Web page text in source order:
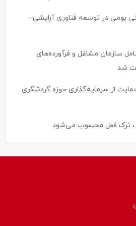
بومی در توسعه فناوری آرایشی–
سازمان مشاغل و فرآورده‌های
شد
از سرمایه‌گذاری حوزه گردشگری
، ترک فعل محسوب می‌شود